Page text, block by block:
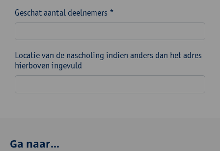
Geschat aantal deelnemers *
Locatie van de nascholing indien anders dan het adres
hierboven ingevuld
Ga naar...